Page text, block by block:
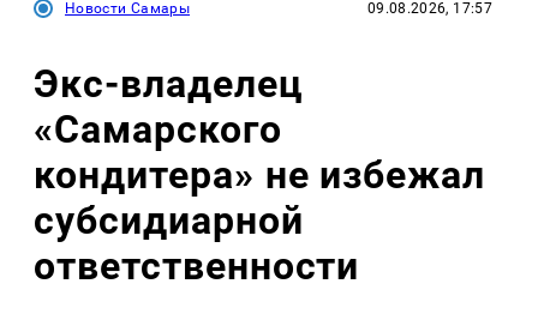
Новости Самары 09.08.2026, 17:57
Экс-владелец
«Самарского
кондитера» не избежал
субсидиарной
ответственности